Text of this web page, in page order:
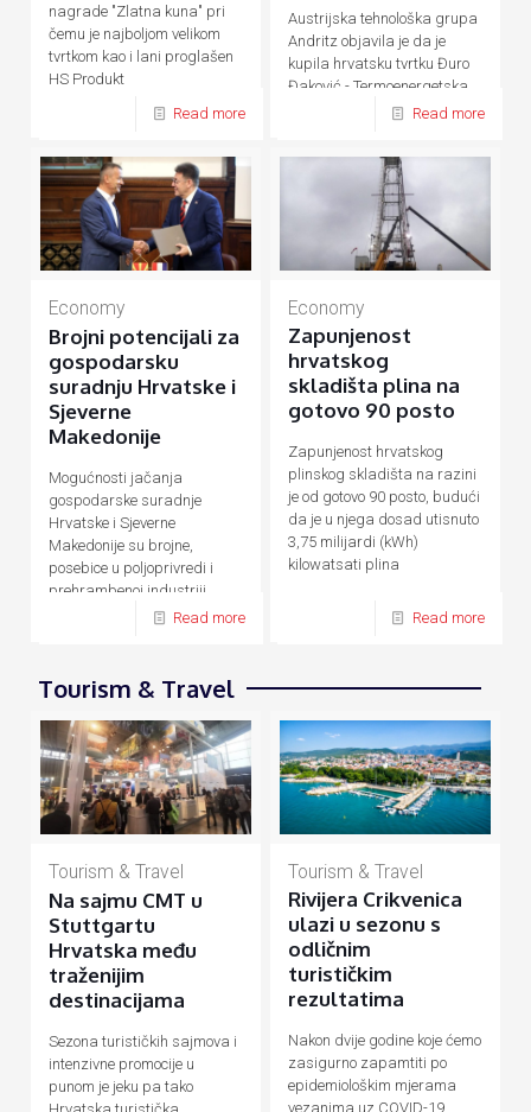
nagrade "Zlatna kuna" pri
čemu je najboljom velikom
tvrtkom kao i lani proglašen
HS Produkt
Read more
Austrijska tehnološka grupa
Andritz objavila je da je
kupila hrvatsku tvrtku Đuro
Đaković - Termoenergetska
postrojenja (ĐĐ-TEP)Read more
Economy
Brojni potencijali za
gospodarsku
suradnju Hrvatske i
Sjeverne
Makedonije
Mogućnosti jačanja
gospodarske suradnje
Hrvatske i Sjeverne
Makedonije su brojne,
posebice u poljoprivredi i
prehrambenoj industriji,
energetici, prometu, turizmu
Read more
Economy
Zapunjenost
hrvatskog
skladišta plina na
gotovo 90 posto
Zapunjenost hrvatskog
plinskog skladišta na razini
je od gotovo 90 posto, budući
da je u njega dosad utisnuto
3,75 milijardi (kWh)
kilowatsati plina
Read more
Tourism & Travel
Tourism & Travel
Na sajmu CMT u
Stuttgartu
Hrvatska među
traženijim
destinacijama
Sezona turističkih sajmova i
intenzivne promocije u
punom je jeku pa tako
Tourism & Travel
Rivijera Crikvenica
ulazi u sezonu s
odličnim
turističkim
rezultatima
Nakon dvije godine koje ćemo
zasigurno zapamtiti po
epidemiološkim mjerama
vezanima uz COVID-19